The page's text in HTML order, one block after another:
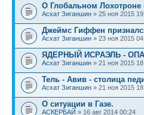
О Глобальном
Асхат Зиганшин » 25 ноя 2015
Джеймс Гиффен
Асхат Зиганшин » 23 ноя 2015
ЯДЕРНЫЙ ИСРАЭЛЬ -
Асхат Зиганшин » 21 ноя 2015
Тель - Авив - столица
Асхат Зиганшин » 21 ноя 2015
О ситуации в Газе.
АСКЕРБАЙ » 16 авг 2014 00:24